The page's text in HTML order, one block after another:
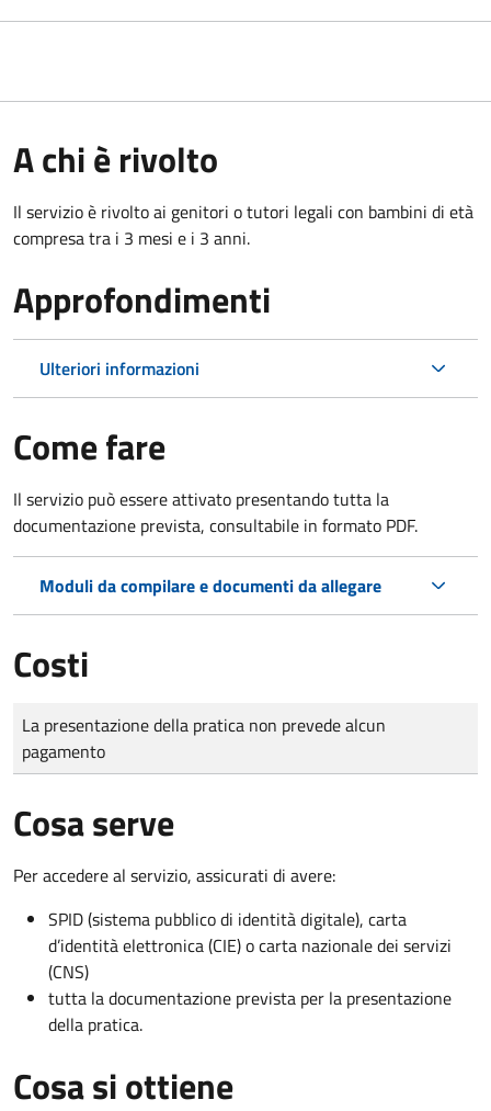
A chi è rivolto
Il servizio è rivolto ai genitori o tutori legali con bambini di età
compresa tra i 3 mesi e i 3 anni.
Approfondimenti
Ulteriori informazioni
Come fare
Il servizio può essere attivato presentando tutta la
documentazione prevista, consultabile in formato PDF.
Moduli da compilare e documenti da allegare
Costi
Tipo di pagamento
Importo
La presentazione della pratica non prevede alcun
pagamento
Cosa serve
Per accedere al servizio, assicurati di avere:
SPID (sistema pubblico di identità digitale), carta
d’identità elettronica (CIE) o carta nazionale dei servizi
(CNS)
tutta la documentazione prevista per la presentazione
della pratica.
Cosa si ottiene